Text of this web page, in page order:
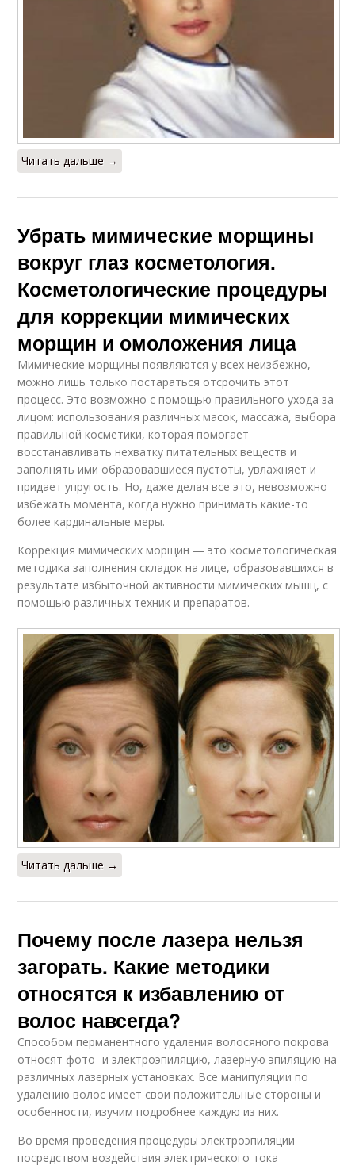
Читать дальше →
Убрать мимические морщины
вокруг глаз косметология.
Косметологические процедуры
для коррекции мимических
морщин и омоложения лица
Мимические морщины появляются у всех неизбежно,
можно лишь только постараться отсрочить этот
процесс. Это возможно с помощью правильного ухода за
лицом: использования различных масок, массажа, выбора
правильной косметики, которая помогает
восстанавливать нехватку питательных веществ и
заполнять ими образовавшиеся пустоты, увлажняет и
придает упругость. Но, даже делая все это, невозможно
избежать момента, когда нужно принимать какие-то
более кардинальные меры.
Коррекция мимических морщин — это косметологическая
методика заполнения складок на лице, образовавшихся в
результате избыточной активности мимических мышц, с
помощью различных техник и препаратов.
Читать дальше →
Почему после лазера нельзя
загорать. Какие методики
относятся к избавлению от
волос навсегда?
Способом перманентного удаления волосяного покрова
относят фото- и электроэпиляцию, лазерную эпиляцию на
различных лазерных установках. Все манипуляции по
удалению волос имеет свои положительные стороны и
особенности, изучим подробнее каждую из них.
Во время проведения процедуры электроэпиляции
посредством воздействия электрического тока